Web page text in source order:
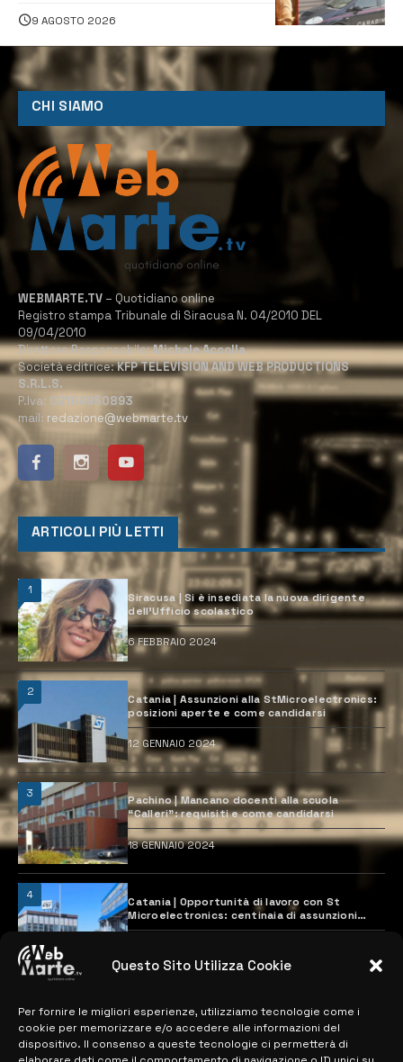
Questo Sito Utilizza Cookie
Per fornire le migliori esperienze, utilizziamo tecnologie come i
cookie per memorizzare e/o accedere alle informazioni del
dispositivo. Il consenso a queste tecnologie ci permetterà di
9 AGOSTO 2026
CHI SIAMO
WEBMARTE.TV – Quotidiano online
Registro stampa Tribunale di Siracusa N. 04/2010 DEL
09/04/2010
Direttore Responsabile:Michele Accolla
Società editrice:KFP TELEVISION AND WEB PRODUCTIONS
S.R.L.S.
P.Iva: 02184950893
mail: redazione@webmarte.tv
ARTICOLI PIÙ LETTI
1
Siracusa | Si è insediata la nuova dirigente
dell’Ufficio scolastico
6 FEBBRAIO 2024
2
Catania | Assunzioni alla StMicroelectronics:
posizioni aperte e come candidarsi
12 GENNAIO 2024
3
Pachino | Mancano docenti alla scuola
“Calleri”: requisiti e come candidarsi
18 GENNAIO 2024
4
Catania | Opportunità di lavoro con St
Microelectronics: centinaia di assunzioni
previste
MAPPA DEL SITO